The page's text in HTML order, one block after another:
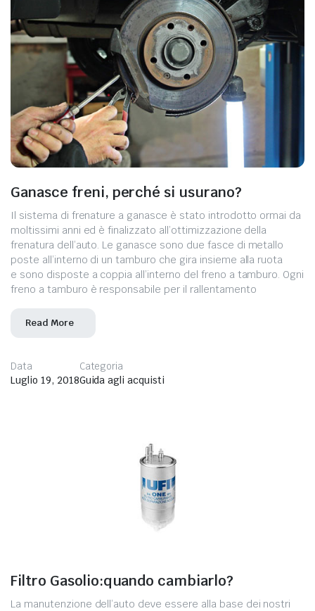
Ganasce freni, perché si usurano?
Il sistema di frenature a ganasce è stato introdotto ormai da
moltissimi anni ed è finalizzato all’ottimizzazione della
frenatura dell’auto. Le ganasce sono due fasce di metallo
poste all’interno di un tamburo che gira insieme alla ruota
e sono disposte a coppia all’interno del freno a tamburo. Ogni
freno a tamburo è responsabile per il rallentamento
Read More
Data
Luglio 19, 2018
Categoria
Guida agli acquisti
Filtro Gasolio:quando cambiarlo?
La manutenzione dell’auto deve essere alla base dei nostri